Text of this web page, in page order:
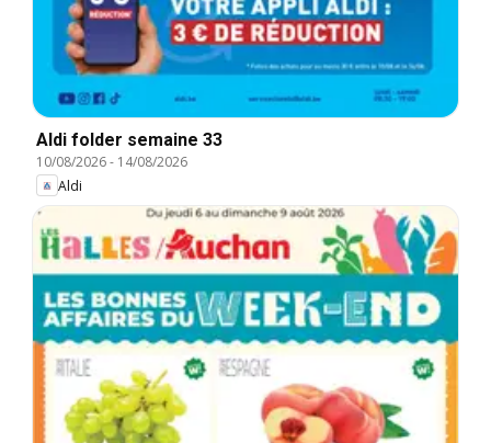
Aldi folder semaine 33
10/08/2026- 14/08/2026
Aldi